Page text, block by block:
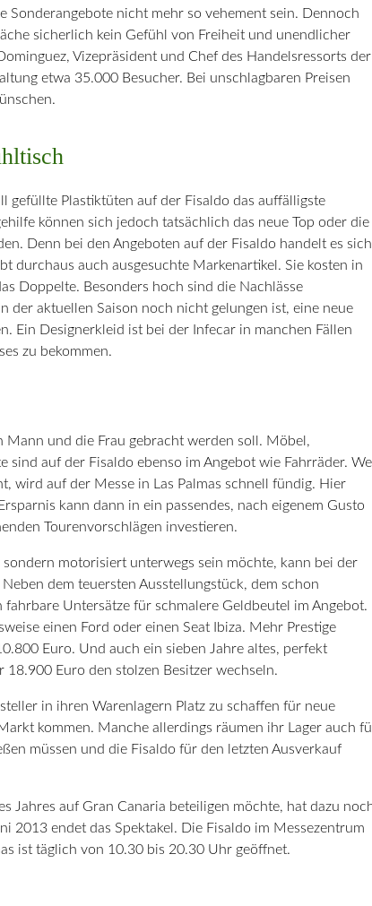
Sonderangebote nicht mehr so vehement sein. Dennoch
sicherlich kein Gefühl von Freiheit und unendlicher
Vizepräsident und Chef des Handelsressorts der
etwa 35.000 Besucher. Bei unschlagbaren Preisen
gefüllte Plastiktüten auf der Fisaldo das auffälligste
können sich jedoch tatsächlich das neue Top oder die
Denn bei den Angeboten auf der Fisaldo handelt es sich
durchaus auch ausgesuchte Markenartikel. Sie kosten in
Doppelte. Besonders hoch sind die Nachlässe
der aktuellen Saison noch nicht gelungen ist, eine neue
Ein Designerkleid ist bei der Infecar in manchen Fällen
zu bekommen.
und die Frau gebracht werden soll. Möbel,
sind auf der Fisaldo ebenso im Angebot wie Fahrräder.
wird auf der Messe in Las Palmas schnell fündig. Hier
kann dann in ein passendes, nach eigenem Gusto
Tourenvorschlägen investieren.
motorisiert unterwegs sein möchte, kann bei der
dem teuersten Ausstellungstück, dem schon
Untersätze für schmalere Geldbeutel im Angebot.
einen Ford oder einen Seat Ibiza. Mehr Prestige
Euro. Und auch ein sieben Jahre altes, perfekt
18.900 Euro den stolzen Besitzer wechseln.
in ihren Warenlagern Platz zu schaffen für neue
kommen. Manche allerdings räumen ihr Lager auch
müssen und die Fisaldo für den letzten Ausverkauf
Jahres auf Gran Canaria beteiligen möchte, hat dazu
2013 endet das Spektakel. Die Fisaldo im Messezentrum
ist täglich von 10.30 bis 20.30 Uhr geöffnet.